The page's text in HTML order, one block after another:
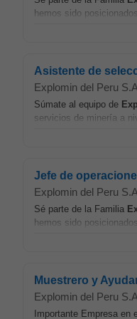
hemos sido
Asistente de
Explomin del Peru
Súmate al equipo de
servicios de minería a
Jefe de
Explomin del Peru
Sé parte de la Familia
hemos sido
Muestrero y
Explomin del Peru
Importante Empresa en